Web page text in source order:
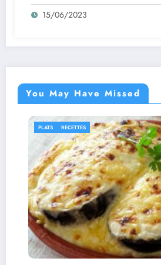
15/06/2023
You May Have Missed